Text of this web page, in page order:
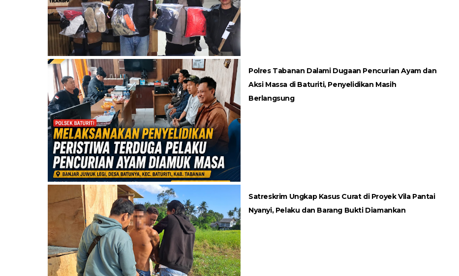
Polres Tabanan Dalami Dugaan Pencurian Ayam dan
Aksi Massa di Baturiti, Penyelidikan Masih
Berlangsung
Satreskrim Ungkap Kasus Curat di Proyek Vila Pantai
Nyanyi, Pelaku dan Barang Bukti Diamankan